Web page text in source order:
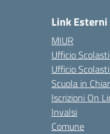
Link Esterni
MIUR
Ufficio
Ufficio
Scuola in
Iscrizioni On
Invalsi
Comune